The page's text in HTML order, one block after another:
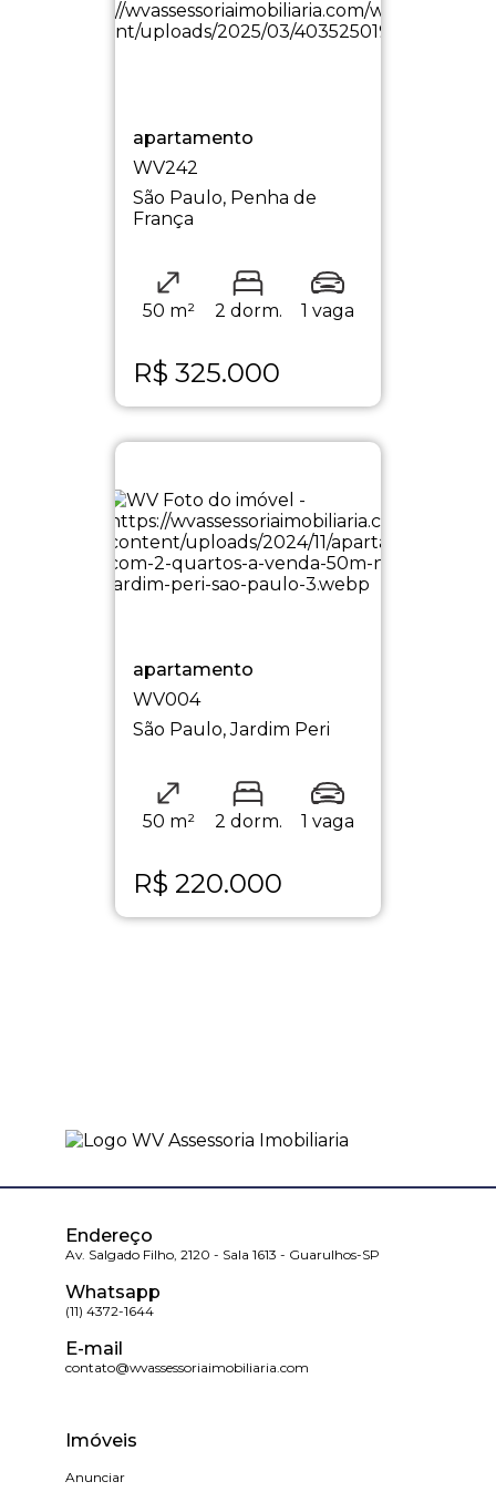
apartamento
WV242
São Paulo, Penha de
França
50 m² 2 dorm. 1 vaga
R$ 325.000
apartamento
WV004
São Paulo, Jardim Peri
50 m² 2 dorm. 1 vaga
R$ 220.000
Endereço
Av. Salgado Filho, 2120 - Sala 1613 - Guarulhos-SP
Whatsapp
(11) 4372-1644
E-mail
contato@wvassessoriaimobiliaria.com
Imóveis
Anunciar